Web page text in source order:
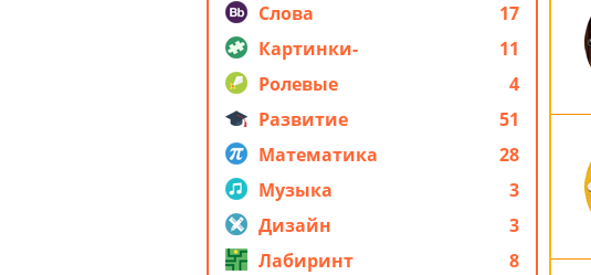
Слова
17
Картинки-
головоломки
11
Ролевые
4
Развитие
51
Математика
28
Музыка
3
Дизайн
3
Лабиринт
8